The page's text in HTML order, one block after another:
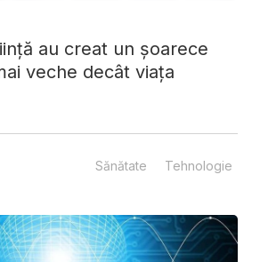
au creat un șoarece
veche decât viața
Sănătate Tehnologie